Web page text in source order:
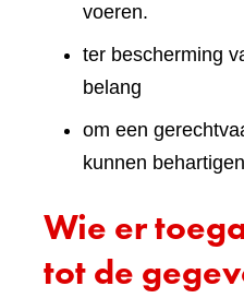
voeren.
ter bescherming
belang
om een
kunnen behartigen
Wie er
tot de